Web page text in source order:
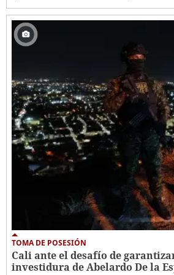
TOMA DE POSESIÓN
Cali ante el desafío de
investidura de Abelardo De la